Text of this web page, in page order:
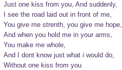
Just one kiss from you, And suddenly,
I see the road laid out in front of me,
You give me strenth, you give me hope,
And when you hold me in your arms,
You make me whole,
And I dont know just what i would do,
Without one kiss from you